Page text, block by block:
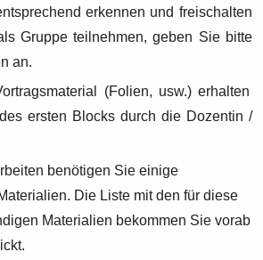
erkennen und freischalten
Gruppe teilnehmen, geben Sie bitte
an.
(Folien, usw.) erhalten
ersten Blocks durch die Dozentin /
benötigen Sie einige
Die Liste mit den für diese
Materialien bekommen Sie vorab